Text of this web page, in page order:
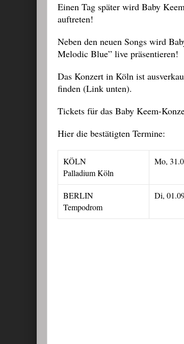
Einen Tag später wird Baby
auftreten!
Neben den neuen Songs wird
Melodic Blue” live präsentieren!
Das Konzert in Köln ist
finden (Link unten).
Tickets für das Baby Keem-
Hier die bestätigten Termine:
KÖLN
Palladium Köln
Mo,
BERLIN
Tempodrom
Di,